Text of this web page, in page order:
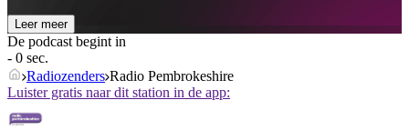
Leer meer
De podcast begint in
- 0 sec.
Radiozenders Radio Pembrokeshire
Luister gratis naar dit station in de app: